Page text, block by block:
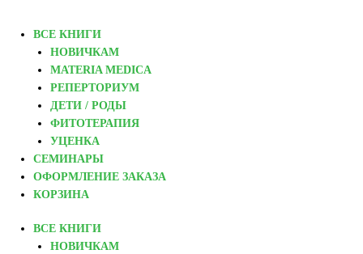
ВСЕ КНИГИ
НОВИЧКАМ
MATERIA MEDICA
РЕПЕРТОРИУМ
ДЕТИ / РОДЫ
ФИТОТЕРАПИЯ
УЦЕНКА
СЕМИНАРЫ
ОФОРМЛЕНИЕ ЗАКАЗА
КОРЗИНА
ВСЕ КНИГИ
НОВИЧКАМ